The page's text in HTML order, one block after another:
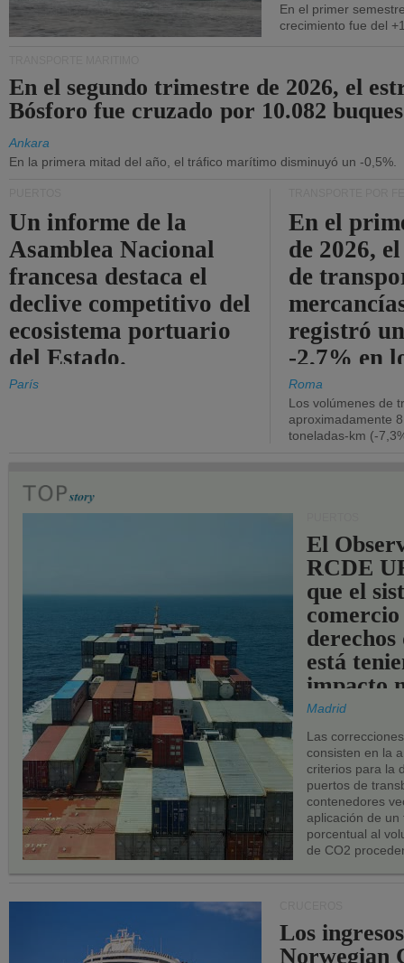
En el primer
crecimiento fue del
En el segundo trimestre de 2026, el
Bósforo fue cruzado por 10.082
Ankara
En la primera mitad del año, el tráfico marítimo disminuyó un -0,5%.
Un informe de la
Asamblea Nacional
francesa destaca el
declive competitivo del
ecosistema portuario
del Estado.
París
En el
de 2026,
de
registró
-2,7% en
Roma
Los volúmenes de
aproximadamente
toneladas-km (-
El
RCDE
que el
comercio
derechos
está
impacto
los
UE.
Madrid
Las
consisten en la
criterios para la
puertos de
contenedores
aplicación de
porcentual al
de CO2
Los
Norwegian